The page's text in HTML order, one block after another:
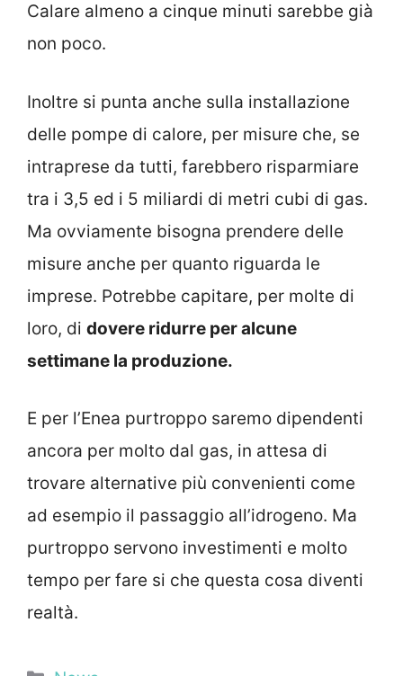
Calare almeno a cinque minuti sarebbe già
non poco.
Inoltre si punta anche sulla installazione
delle pompe di calore, per misure che, se
intraprese da tutti, farebbero risparmiare
tra i 3,5 ed i 5 miliardi di metri cubi di gas.
Ma ovviamente bisogna prendere delle
misure anche per quanto riguarda le
imprese. Potrebbe capitare, per molte di
loro, di dovere ridurre per alcune
settimane la produzione.
E per l’Enea purtroppo saremo dipendenti
ancora per molto dal gas, in attesa di
trovare alternative più convenienti come
ad esempio il passaggio all’idrogeno. Ma
purtroppo servono investimenti e molto
tempo per fare si che questa cosa diventi
realtà.